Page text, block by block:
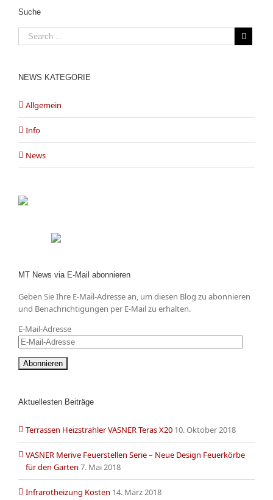
Suche
NEWS KATEGORIE
Allgemein
Info
News
MT News via E-Mail abonnieren
Geben Sie Ihre E-Mail-Adresse an, um diesen Blog zu abonnieren
und Benachrichtigungen per E-Mail zu erhalten.
E-Mail-Adresse
Aktuellesten Beiträge
Terrassen Heizstrahler VASNER Teras X20 10. Oktober 2018
VASNER Merive Feuerstellen Serie – Neue Design Feuerkörbe
für den Garten 7. Mai 2018
Infrarotheizung Kosten 14. März 2018